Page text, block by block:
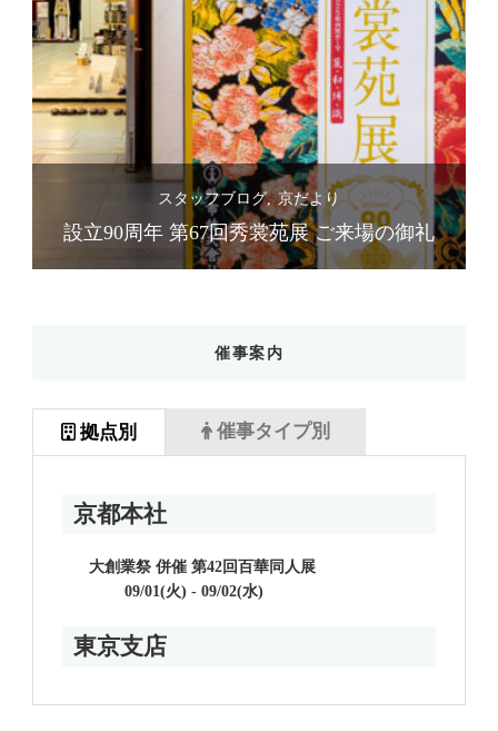
スタッフブログ 京だより
設立90周年 第67回秀裳苑展 ご来場の御礼
催事案内
拠点別
京都本社
大創業祭 併催 第42回百華同人展
09/01(火) - 09/02(水)
東京支店
催事タイプ別